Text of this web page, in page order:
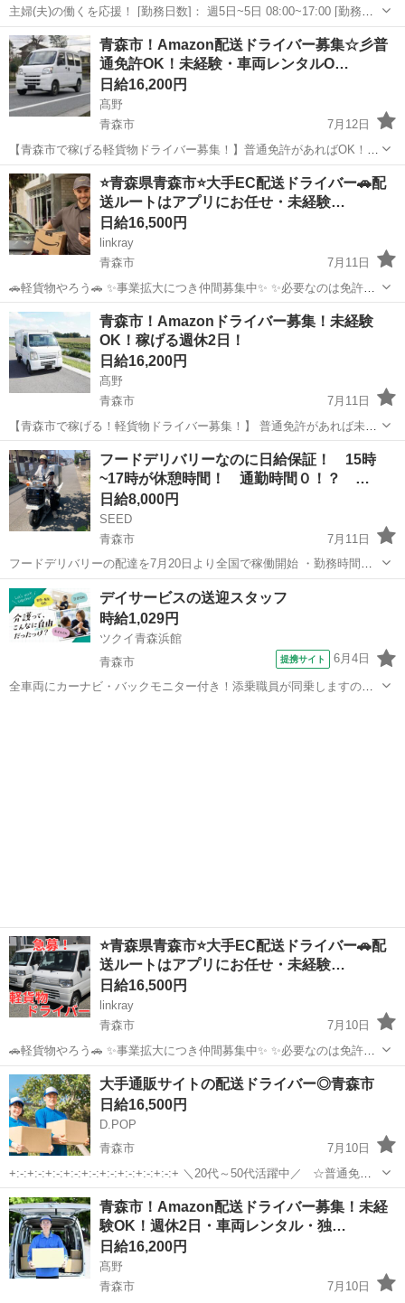
主婦(夫)の働くを応援！ [勤務日数]： 週5日~5日 08:00~17:00 [勤務
地・最寄駅]： 青森県青森市三内字丸山393-261 株式会社ジーエスエフ
（青森市中学校給食センター）_KM3504 新青森駅徒歩3...
青森 青森市 ドライバー
青森市！Amazon配送ドライバー募集☆彡普
通免許OK！未経験・車両レンタルO…
日給16,200円
髙野
青森市
7月12日
【青森市で稼げる軽貨物ドライバー募集！】普通免許があればOK！未
経験・年齢・性別・学歴・職歴一切不問！☆充実の研修制度と横乗り
指導で安心スタート♪車両レンタル・直行直帰も可能でプライベートと
の両立も◎！希望月収や稼働日時など...
青森 青森市 ドライバー Amazon
⭐️青森県青森市⭐️大手EC配送ドライバー🚗配
送ルートはアプリにお任せ・未経験…
日給16,500円
linkray
青森市
7月11日
🚗軽貨物やろう🚗 ✨事業拡大につき仲間募集中✨ ✨必要なのは免許と
スマートフォンとやる気だけ✨ ✨軽くて小さい荷物がメインだから体
に優しい😂 ✨幅広い年齢の方、男女問わず活躍できます💪 ✨完全未経
験者、初心...
青森 青森市 ドライバー 荷物
青森市！Amazonドライバー募集！未経験
OK！稼げる週休2日！
日給16,200円
髙野
青森市
7月11日
【青森市で稼げる！軽貨物ドライバー募集！】 普通免許があれば未経
験OK！☆大手企業との連携で【安定した配送】をお約束。主な業務
は、青森市内の個人宅への小口配送です♪（荷物は軽量が中心！）「直
行直帰OK」「希望月収相談可」な...
青森 青森市 ドライバー Amazon
フードデリバリーなのに日給保証！ 15時
~17時が休憩時間！ 通勤時間０！？ …
日給8,000円
SEED
青森市
7月11日
フードデリバリーの配達を7月20日より全国で稼働開始 ・勤務時間は
11時〜15時と17時~21時の計8時間 ・日給保証¥8000+11件目~24件目
は1件当たり650円、25件目からは1件当たり400円のインセンティブ ...
青森 ドライバー 1件
デイサービスの送迎スタッフ
時給1,029円
ツクイ青森浜館
青森市
提携サイト 6月4日
全車両にカーナビ・バックモニター付き！添乗職員が同乗しますので
⭐️青森県青森市⭐️大手EC配送ドライバー🚗配
送ルートはアプリにお任せ・未経験…
日給16,500円
linkray
青森市
7月10日
🚗軽貨物やろう🚗 ✨事業拡大につき仲間募集中✨ ✨必要なのは免許と
スマートフォンとやる気だけ✨ ✨軽くて小さい荷物がメインだから体
に優しい😂 ✨幅広い年齢の方、男女問わず活躍できます💪 ✨完全未経
験者、初心...
青森 青森市 ドライバー 荷物
大手通販サイトの配送ドライバー◎青森市
日給16,500円
D.POP
青森市
7月10日
+:-:+:-:+:-:+:-:+:-:+:-:+:-:+:-:+:-:+ ＼20代～50代活躍中／ ☆普通免許
があれば未経験からでも始められる☆ 「とにかく稼ぎたい」 「安
定した収入が欲しい」 「自分のペ...
青森 青森市 ドライバー 置き配
青森市！Amazon配送ドライバー募集！未経
験OK！週休2日・車両レンタル・独…
日給16,200円
髙野
青森市
7月10日